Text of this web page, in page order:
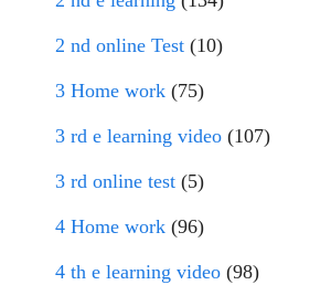
2 nd online Test (10)
3 Home work (75)
3 rd e learning video (107)
3 rd online test (5)
4 Home work (96)
4 th e learning video (98)